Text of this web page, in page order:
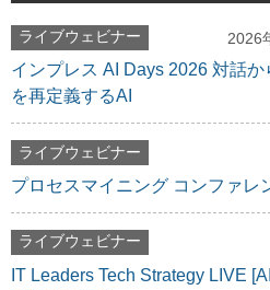
ライブウェビナー 2026
インプレス AI Days 2026 対話
を再定義するAI
ライブウェビナー
プロセスマイニング コンファレ
ライブウェビナー
IT Leaders Tech Strategy LIVE